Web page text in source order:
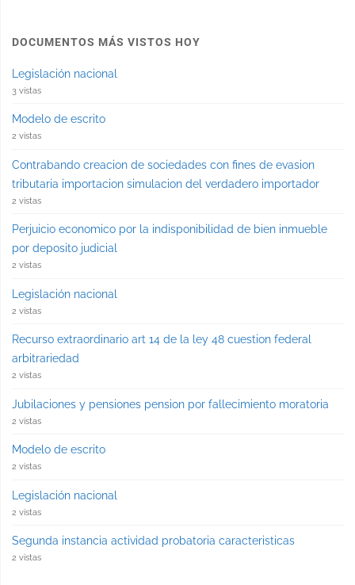
DOCUMENTOS MÁS VISTOS HOY
Legislación nacional
3 vistas
Modelo de escrito
2 vistas
Contrabando creacion de sociedades con fines de evasion
tributaria importacion simulacion del verdadero importador
2 vistas
Perjuicio economico por la indisponibilidad de bien inmueble
por deposito judicial
2 vistas
Legislación nacional
2 vistas
Recurso extraordinario art 14 de la ley 48 cuestion federal
arbitrariedad
2 vistas
Jubilaciones y pensiones pension por fallecimiento moratoria
2 vistas
Modelo de escrito
2 vistas
Legislación nacional
2 vistas
Segunda instancia actividad probatoria caracteristicas
2 vistas